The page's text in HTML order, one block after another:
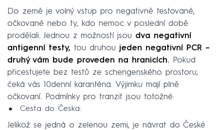
Do země je volný vstup pro negativně testované,
očkované nebo ty, kdo nemoc v poslední době
prodělali. Jednou z možností jsou dva negativní
antigenní testy, tou druhou jeden negativní PCR –
druhý vám bude proveden na hranicích.
Pokud
přicestujete bez testů ze schengenského prostoru,
čeká vás 10denní karanténa. Výjimku mají plně
očkovaní. Podmínky pro tranzit jsou totožné.
Cesta do Česka:
Jelikož se jedná o zelenou zemi, je návrat do České